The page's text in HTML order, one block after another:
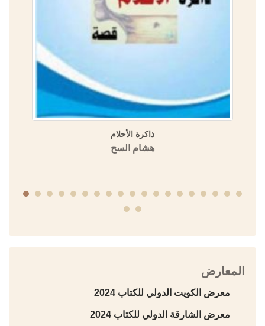
ذاكرة الأحلام
هشام السح
المعارض
معرض الكويت الدولي للكتاب 2024
معرض الشارقة الدولي للكتاب 2024